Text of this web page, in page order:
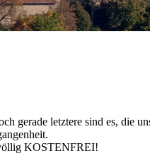
gerade letztere sind es, die
KOSTENFREI!